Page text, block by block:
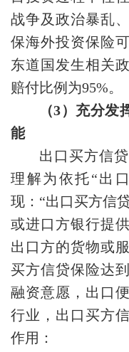
战争及政治暴乱
保海外投资保险
东道国发生相关
赔付比例为95%。
（3）充分
能
出口买方信
理解为依托“出
现：“出口买方信
或进口方银行提
出口方的货物或
买方信贷保险达
融资意愿，出口
行业，出口买方
作用：